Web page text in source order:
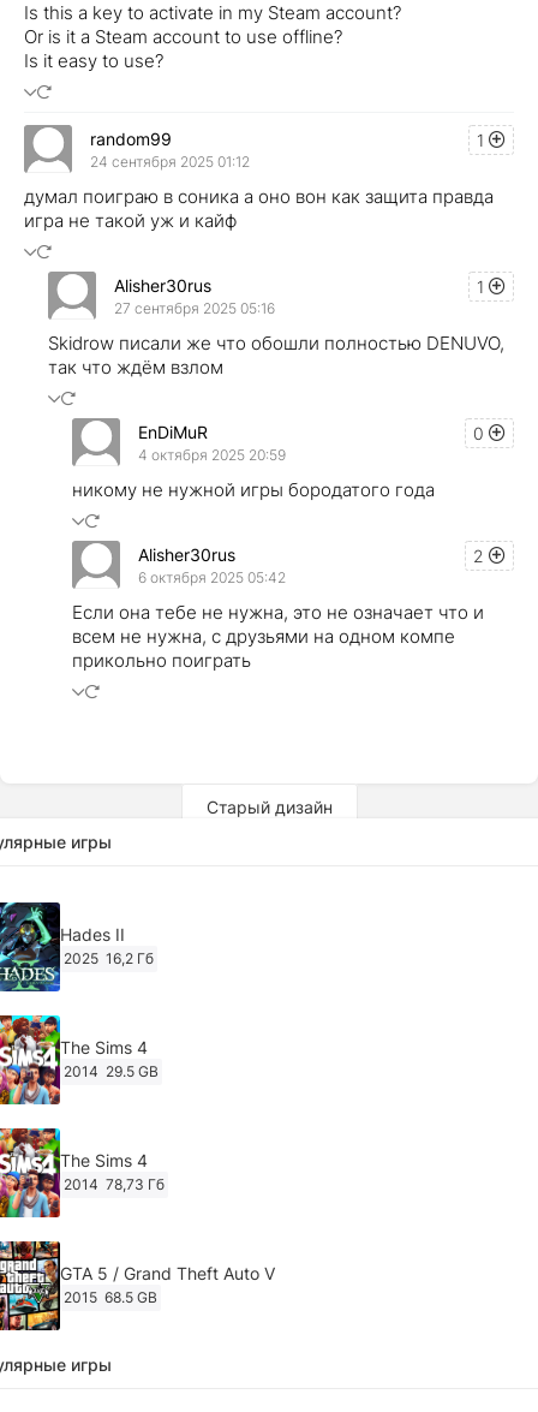
Is this a key to activate in my Steam account?
Or is it a Steam account to use offline?
Is it easy to use?
1
random99
24 сентября 2025 01:12
думал поиграю в соника а оно вон как защита правда
игра не такой уж и кайф
1
Alisher30rus
27 сентября 2025 05:16
Skidrow писали же что обошли полностью DENUVO,
так что ждём взлом
0
EnDiMuR
4 октября 2025 20:59
никому не нужной игры бородатого года
2
Alisher30rus
6 октября 2025 05:42
Если она тебе не нужна, это не означает что и
всем не нужна, с друзьями на одном компе
прикольно поиграть
Старый дизайн
игры
Hades II
2025 16,2 Гб
The Sims 4
2014 29.5 GB
The Sims 4
2014 78,73 Гб
GTA 5 / Grand Theft Auto V
2015 68.5 GB
Ghost of Tsushima: Director's Cut v.1053.8.1023.1614
игры